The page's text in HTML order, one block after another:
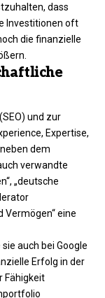
dass
Investitionen oft
die finanzielle
und zur
Expertise,
dem
verwandte
„deutsche
Vermögen“ eine
auch bei Google
Erfolg in der
Fähigkeit